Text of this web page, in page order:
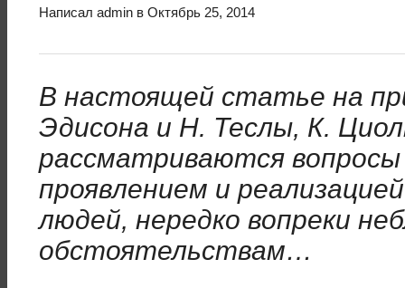
Написал admin в Октябрь 25, 2014
В настоящей статье на
Эдисона и Н. Теслы, К.
рассматриваются
проявлением и
людей, нередко вопреки
обстоятельствам…